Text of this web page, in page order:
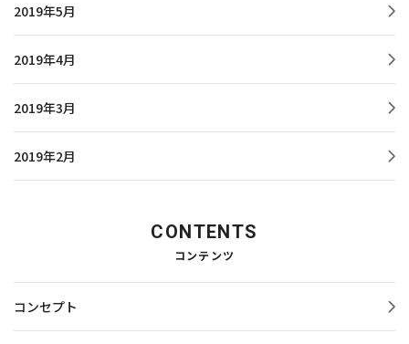
2019年5月
2019年4月
2019年3月
2019年2月
CONTENTS
コンテンツ
コンセプト